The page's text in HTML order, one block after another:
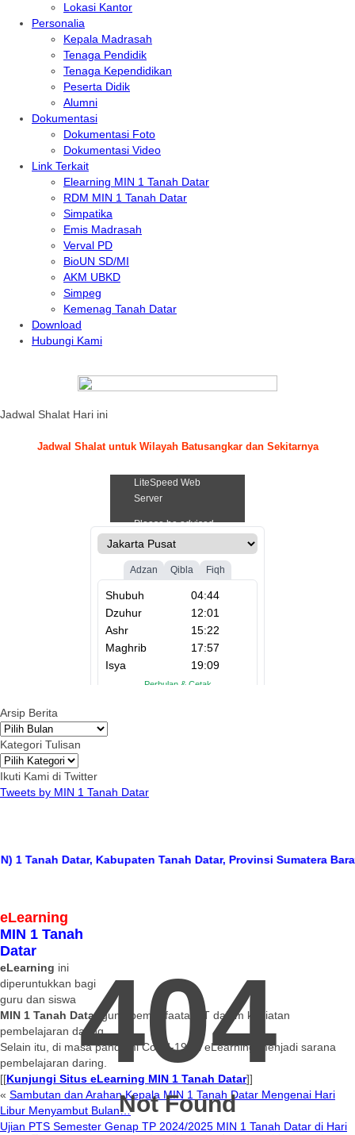
Lokasi Kantor
Personalia
Kepala Madrasah
Tenaga Pendidik
Tenaga Kependidikan
Peserta Didik
Alumni
Dokumentasi
Dokumentasi Foto
Dokumentasi Video
Link Terkait
Elearning MIN 1 Tanah Datar
RDM MIN 1 Tanah Datar
Simpatika
Emis Madrasah
Verval PD
BioUN SD/MI
AKM UBKD
Simpeg
Kemenag Tanah Datar
Download
Hubungi Kami
Jadwal Shalat Hari ini
Jadwal Shalat untuk Wilayah Batusangkar dan Sekitarnya
Arsip Berita
Arsip
Berita
Kategori Tulisan
Kategori
Tulisan
Ikuti Kami di Twitter
Tweets by MIN 1 Tanah Datar
Datar, Kabupaten Tanah Datar, Provinsi Sumatera Barat Jl.
eLearning
MIN 1 Tanah
Datar
eLearning ini
diperuntukkan bagi
guru dan siswa
MIN 1 Tanah Datar
guna pemanfaatan IT dalam kegiatan
pembelajaran daring.
Selain itu, di masa pandemi Covid-19 ini eLearning menjadi sarana
pembelajaran daring.
[[Kunjungi Situs eLearning MIN 1 Tanah Datar]]
« Sambutan dan Arahan Kepala MIN 1 Tanah Datar Mengenai Hari
Libur Menyambut Bulan…
Ujian PTS Semester Genap TP 2024/2025 MIN 1 Tanah Datar di Hari
404
Not Found